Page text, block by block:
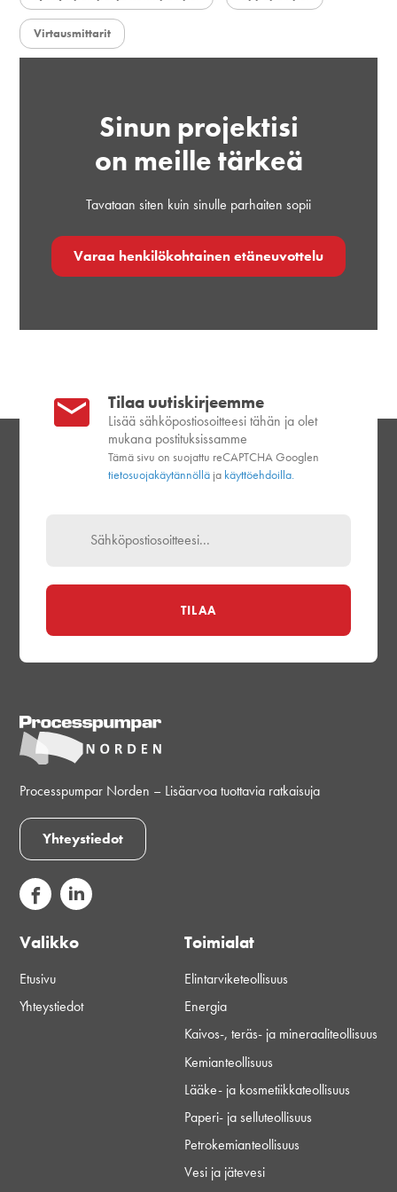
Sinun projektisi
on meille tärkeä
Tavataan siten kuin sinulle parhaiten sopii
Varaa henkilökohtainen etäneuvottelu
Virtausmittarit
Tilaa uutiskirjeemme
Lisää sähköpostiosoitteesi tähän ja olet
mukana postituksissamme
Tämä sivu on suojattu reCAPTCHA Googlen
tietosuojakäytännöllä ja käyttöehdoilla.
Processpumpar Norden – Lisäarvoa tuottavia ratkaisuja
Yhteystiedot
Valikko
Etusivu
Yhteystiedot
Toimialat
Elintarviketeollisuus
Energia
Kaivos-, teräs- ja mineraaliteollisuus
Kemianteollisuus
Lääke- ja kosmetiikkateollisuus
Paperi- ja selluteollisuus
Petrokemianteollisuus
Vesi ja jätevesi